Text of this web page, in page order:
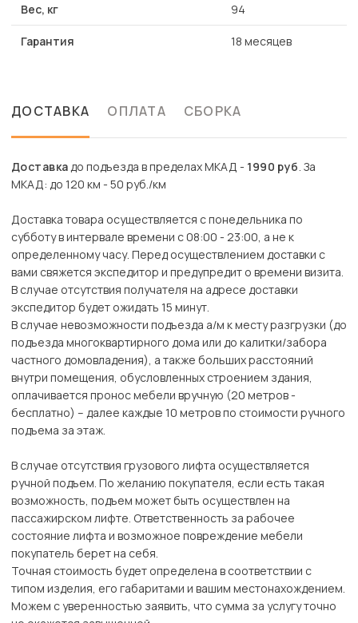
Вес, кг 94
Гарантия 18 месяцев
ДОСТАВКА ОПЛАТА СБОРКА
Доставкадо подъезда в пределах МКАД - 1990 руб. За
МКАД: до 120 км - 50 руб./км
Доставка товара осуществляется с понедельника по
субботу в интервале времени с 08:00 - 23:00, а не к
определенному часу. Перед осуществлением доставки с
вами свяжется экспедитор и предупредит о времени визита.
В случае отсутствия получателя на адресе доставки
экспедитор будет ожидать 15 минут.
В случае невозможности подъезда а/м к месту разгрузки (до
подъезда многоквартирного дома или до калитки/забора
частного домовладения), а также больших расстояний
внутри помещения, обусловленных строением здания,
оплачивается пронос мебели вручную (20 метров -
бесплатно) – далее каждые 10 метров по стоимости ручного
подъема за этаж.
В случае отсутствия грузового лифта осуществляется
ручной подъем. По желанию покупателя, если есть такая
возможность, подъем может быть осуществлен на
пассажирском лифте. Ответственность за рабочее
состояние лифта и возможное повреждение мебели
покупатель берет на себя.
Точная стоимость будет определена в соответствии с
типом изделия, его габаритами и вашим местонахождением.
Можем с уверенностью заявить, что сумма за услугу точно